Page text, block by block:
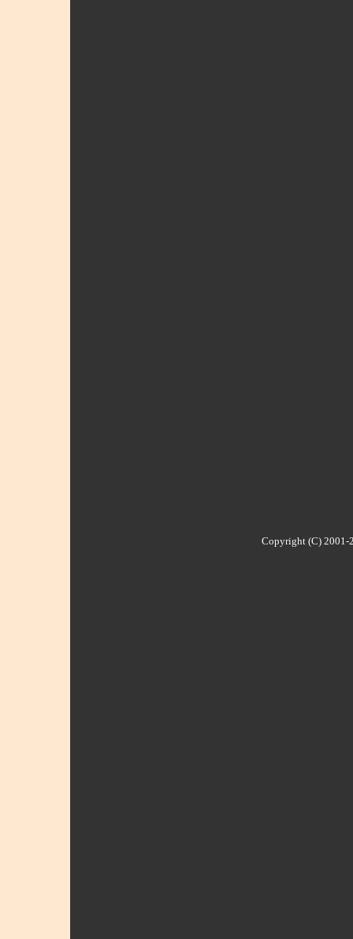
Copyright (C) 2001-